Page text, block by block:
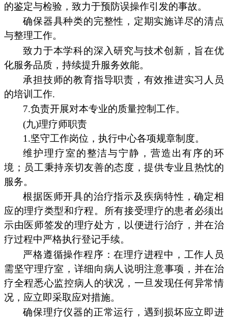
的鉴定与检验，致力于预防误操作引发的事故。
确保器具种类的完整性，定期实施详尽的清点
与整理工作。
致力于本学科的深入研究与技术创新，旨在优
化服务品质，持续提升服务效能。
承担技师的教育指导职责，有效推进实习人员
的培训工作.
7.负责开展对本专业的质量控制工作。
(九)理疗师职责
1.坚守工作岗位，执行中心各项规章制度。
维护理疗室的整洁与宁静，营造出有序的环
境；员工秉持亲切友善的态度，提供专业且热忱的
服务。
根据医师开具的治疗指示及疾病特性，确定相
应的理疗类型和疗程。所有接受理疗的患者必须出
示由医师签发的理疗处方，以便进行治疗，并在治
疗过程中严格执行登记手续。
严格遵循操作程序：在理疗进程中，工作人员
需坚守理疗室，详细向病人说明注意事项，并在治
疗全程悉心监控病人的状况，一旦发现任何异常情
况，应立即采取应对措施。
确保理疗仪器的正常运行，遇到损坏应立即进